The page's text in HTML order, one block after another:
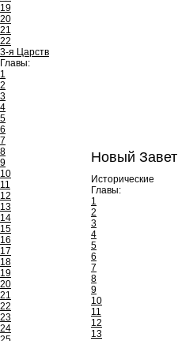
19
20
21
22
3-я Царств
Главы:
1
2
3
4
5
6
7
8
9
10
11
12
13
14
15
16
17
18
19
20
21
22
23
24
Новый Завет
Исторические
Главы:
1
2
3
4
5
6
7
8
9
10
11
12
13